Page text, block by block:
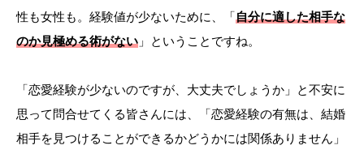
性も女性も。経験値が少ないために、「自分に適した相手な
のか見極める術がない 」ということですね。
「恋愛経験が少ないのですが、大丈夫でしょうか」と不安に
思って問合せてくる皆さんには、「恋愛経験の有無は、結婚
相手を見つけることができるかどうかには関係ありません」